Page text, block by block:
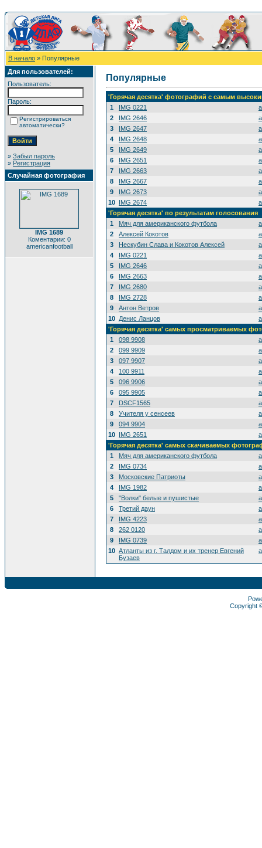
В начало » Популярные
Для пользователей:
Пользователь:
Пароль:
Регистрироваться
автоматически?
» Забыл пароль
» Регистрация
Случайная фотография
IMG 1689
Коментарии: 0
americanfootball
Популярные
'Горячая десятка' фотографий с самым
1
IMG 0221
2
IMG 2646
3
IMG 2647
4
IMG 2648
5
IMG 2649
6
IMG 2651
7
IMG 2663
8
IMG 2667
9
IMG 2673
10 IMG 2674
'Горячая десятка' по результатам голосования
1
Мяч для американского футбола
2
Алексей Кокотов
3
Нескубин Слава и Кокотов Алексей
4
IMG 0221
5
IMG 2646
6
IMG 2663
7
IMG 2680
8
IMG 2728
9
Антон Ветров
10 Денис Ланцов
'Горячая десятка' самых просматриваемых
1
098 9908
2
099 9909
3
097 9907
4
100 9911
5
096 9906
6
095 9905
7
DSCF1565
8
Учителя у сенсеев
9
094 9904
10 IMG 2651
'Горячая десятка' самых скачиваемых
1
Мяч для американского футбола
2
IMG 0734
3
Московские Патриоты
4
IMG 1982
5
"Волки" белые и пушистые
6
Третий даун
7
IMG 4223
8
262 0120
9
IMG 0739
10 Атланты из г. Талдом и их тренер Евгений
Бузаев
Copyright